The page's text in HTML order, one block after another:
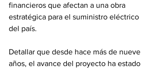
financieros que afectan a una obra
estratégica para el suministro eléctrico
del país.
Detallar que desde hace más de nueve
años, el avance del proyecto ha estado